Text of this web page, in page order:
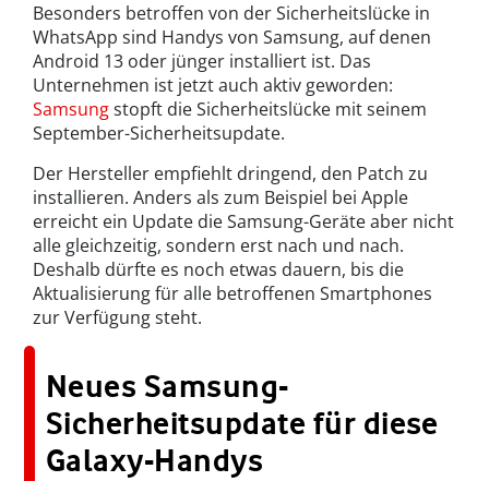
Besonders betroffen von der Sicherheitslücke in
WhatsApp sind Handys von Samsung, auf denen
Android 13 oder jünger installiert ist. Das
Unternehmen ist jetzt auch aktiv geworden:
Samsungstopft die Sicherheitslücke mit seinem
September-Sicherheitsupdate.
Der Hersteller empfiehlt dringend, den Patch zu
installieren. Anders als zum Beispiel bei Apple
erreicht ein Update die Samsung-Geräte aber nicht
alle gleichzeitig, sondern erst nach und nach.
Deshalb dürfte es noch etwas dauern, bis die
Aktualisierung für alle betroffenen Smartphones
zur Verfügung steht.
Neues Samsung-
Sicherheitsupdate für diese
Galaxy-Handys